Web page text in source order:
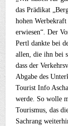
das Prädikat
hohen
erwiesen“. Der
Pertl dankte bei
allen, die ihn bei
dass der
Abgabe des
Tourist Info
werde. So wolle
Tourismus, das
Sachrang